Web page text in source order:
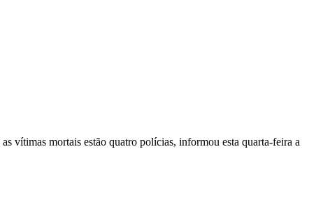
vítimas mortais estão quatro polícias, informou esta quarta-feira a